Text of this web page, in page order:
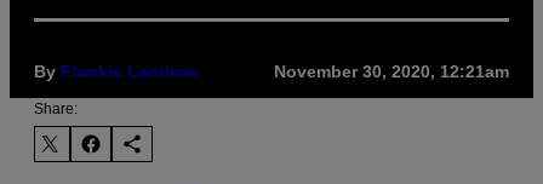
By Frankie Lantican November 30, 2020, 12:21am
Share: